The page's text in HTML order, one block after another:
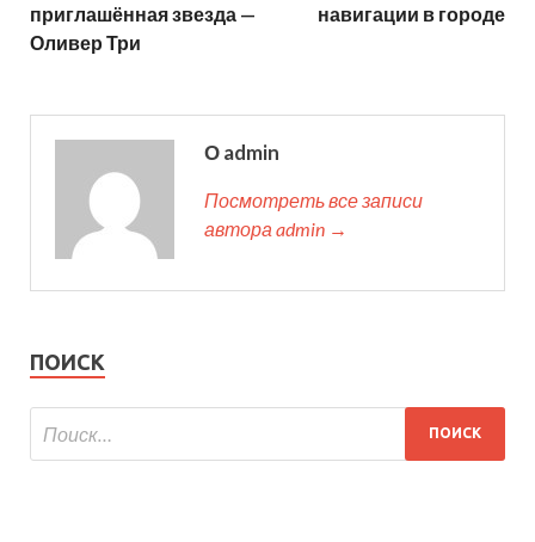
приглашённая звезда —
Оливер Три
навигации в городе
О admin
Посмотреть все записи
автора admin →
ПОИСК